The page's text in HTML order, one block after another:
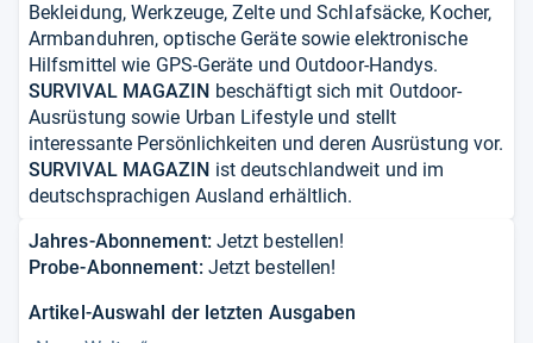
Bekleidung, Werkzeuge, Zelte und Schlafsäcke, Kocher,
Armbanduhren, optische Geräte sowie elektronische
Hilfsmittel wie GPS-Geräte und Outdoor-Handys.
SURVIVAL MAGAZIN beschäftigt sich mit Outdoor-
Ausrüstung sowie Urban Lifestyle und stellt
interessante Persönlichkeiten und deren Ausrüstung vor.
SURVIVAL MAGAZIN ist deutschlandweit und im
deutschsprachigen Ausland erhältlich.
Jahres-Abonnement: Jetzt bestellen!
Probe-Abonnement: Jetzt bestellen!
Artikel-Auswahl der letzten Ausgaben